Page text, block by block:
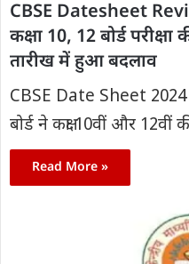
CBSE Datesheet
कक्षा 10, 12 बोर्ड
तारीख में हुआ बदलाव
CBSE Date Sheet 2024
बोर्ड ने कक्षा 10वीं और 12वीं
Read More »